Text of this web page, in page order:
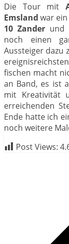
Die Tour mit
Emsland war
10 Zander und
noch einen
Aussteiger dazu
fischen macht
an Band, es ist
mit Kreativität
erreichenden
Ende hatte ich
noch weitere
Post Views: